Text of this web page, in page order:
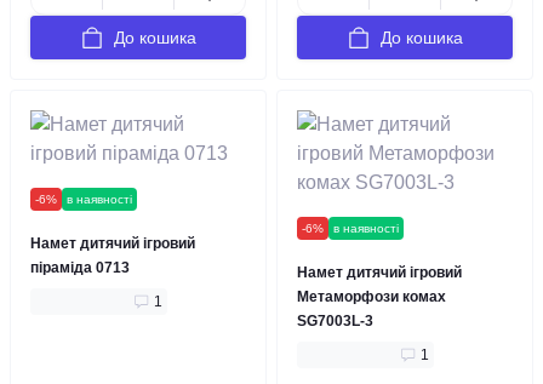
До кошика До кошика
-6% в наявності
Намет дитячий ігровий
піраміда 0713
1
-6% в наявності
Намет дитячий ігровий
Метаморфози комах
SG7003L-3
1